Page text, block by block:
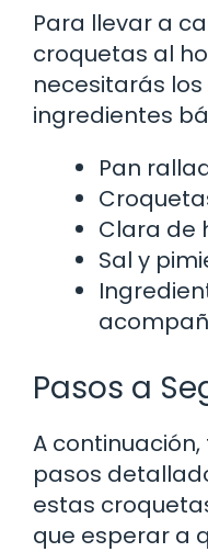
Para llevar a
croquetas al
necesitarás
ingredientes
Pan
Clara de
Sal y
Pasos a
A
pasos
estas
que esperar a